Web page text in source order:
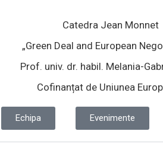
Catedra Jean Monnet
„Green Deal and European
Prof. univ. dr. habil. Melania-
Cofinanțat de Uniunea
Echipa Evenimente